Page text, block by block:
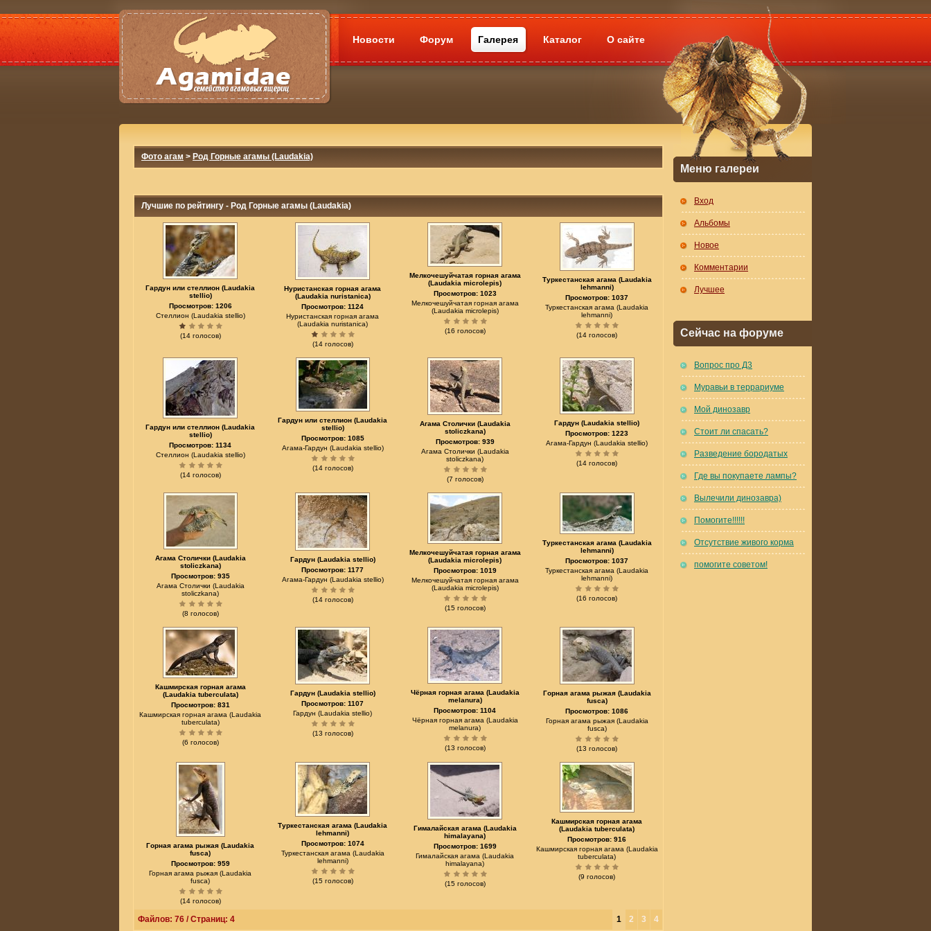
Новости Форум Галерея Каталог О сайте
Фото агам > Род Горные агамы (Laudakia)
Лучшие по рейтингу - Род Горные агамы (Laudakia)
Гардун или стеллион (Laudakia
stellio)
Просмотров: 1206
Стеллион (Laudakia stellio)
(14 голосов)
Нуристанская горная агама
(Laudakia nuristanica)
Просмотров: 1124
Нуристанская горная агама
(Laudakia nuristanica)
(14 голосов)
Мелкочешуйчатая горная агама
(Laudakia microlepis)
Просмотров: 1023
Мелкочешуйчатая горная агама
(Laudakia microlepis)
(16 голосов)
Туркестанская агама (Laudakia
lehmanni)
Просмотров: 1037
Туркестанская агама (Laudakia
lehmanni)
(14 голосов)
Гардун или стеллион (Laudakia
stellio)
Просмотров: 1134
Стеллион (Laudakia stellio)
(14 голосов)
Гардун или стеллион (Laudakia
stellio)
Просмотров: 1085
Агама-Гардун (Laudakia stellio)
(14 голосов)
Агама Столички (Laudakia
stoliczkana)
Просмотров: 939
Агама Столички (Laudakia
stoliczkana)
(7 голосов)
Гардун (Laudakia stellio)
Просмотров: 1223
Агама-Гардун (Laudakia stellio)
(14 голосов)
Агама Столички (Laudakia
stoliczkana)
Просмотров: 935
Агама Столички (Laudakia
stoliczkana)
(8 голосов)
Гардун (Laudakia stellio)
Просмотров: 1177
Агама-Гардун (Laudakia stellio)
(14 голосов)
Мелкочешуйчатая горная агама
(Laudakia microlepis)
Просмотров: 1019
Мелкочешуйчатая горная агама
(Laudakia microlepis)
(15 голосов)
Туркестанская агама (Laudakia
lehmanni)
Просмотров: 1037
Туркестанская агама (Laudakia
lehmanni)
(16 голосов)
Кашмирская горная агама
(Laudakia tuberculata)
Просмотров: 831
Кашмирская горная агама (Laudakia
tuberculata)
(6 голосов)
Гардун (Laudakia stellio)
Просмотров: 1107
Гардун (Laudakia stellio)
(13 голосов)
Чёрная горная агама (Laudakia
melanura)
Просмотров: 1104
Чёрная горная агама (Laudakia
melanura)
(13 голосов)
Горная агама рыжая (Laudakia
fusca)
Просмотров: 1086
Горная агама рыжая (Laudakia
fusca)
(13 голосов)
Горная агама рыжая (Laudakia
fusca)
Просмотров: 959
Горная агама рыжая (Laudakia
fusca)
(14 голосов)
Туркестанская агама (Laudakia
lehmanni)
Просмотров: 1074
Туркестанская агама (Laudakia
lehmanni)
(15 голосов)
Гималайская агама (Laudakia
himalayana)
Просмотров: 1699
Гималайская агама (Laudakia
himalayana)
(15 голосов)
Кашмирская горная агама
(Laudakia tuberculata)
Просмотров: 916
Кашмирская горная агама (Laudakia
tuberculata)
(9 голосов)
Файлов: 76 / Страниц: 4 1 2 3 4
Меню галереи
Вход
Альбомы
Новое
Комментарии
Лучшее
Сейчас на форуме
Вопрос про Д3
Муравьи в террариуме
Мой динозавр
Стоит ли спасать?
Разведение бородатых
Где вы покупаете лампы?
Вылечили динозавра)
Помогите!!!!!!
Отсутствие живого корма
помогите советом!